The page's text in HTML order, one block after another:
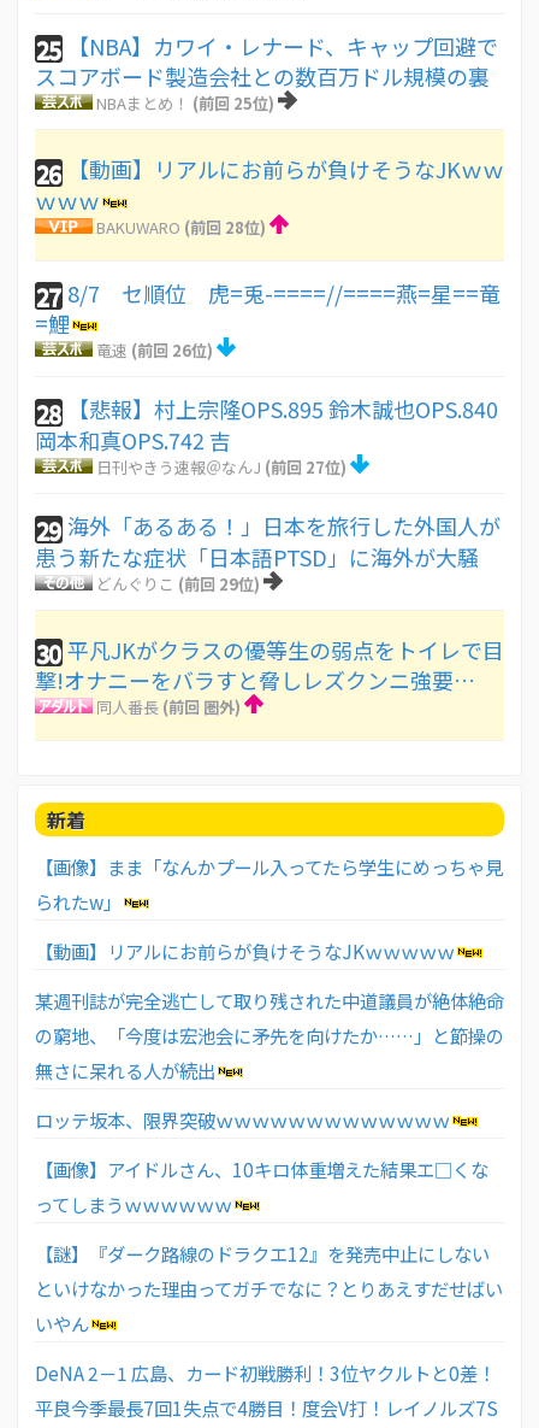
25
【NBA】カワイ・レナード、キャップ回避で
スコアボード製造会社との数百万ドル規模の裏
NBAまとめ！ (前回 25位)
26
【動画】リアルにお前らが負けそうなJKｗｗ
ｗｗｗ
BAKUWARO (前回 28位)
27 8/7 セ順位 虎=兎-====//====燕=星==竜
=鯉
竜速 (前回 26位)
28
【悲報】村上宗隆OPS.895 鈴木誠也OPS.840
岡本和真OPS.742 吉
日刊やきう速報＠なんJ (前回 27位)
29 海外「あるある！」日本を旅行した外国人が
患う新たな症状「日本語PTSD」に海外が大騒
どんぐりこ (前回 29位)
30平凡JKがクラスの優等生の弱点をトイレで目
撃!オナニーをバラすと脅しレズクンニ強要…
同人番長 (前回 圏外)
新着
【画像】まま「なんかプール入ってたら学生にめっちゃ見
られたw」
【動画】リアルにお前らが負けそうなJKｗｗｗｗｗ
某週刊誌が完全逃亡して取り残された中道議員が絶体絶命
の窮地、「今度は宏池会に矛先を向けたか……」と節操の
無さに呆れる人が続出
ロッテ坂本、限界突破ｗｗｗｗｗｗｗｗｗｗｗｗｗ
【画像】アイドルさん、10キロ体重増えた結果エ□くな
ってしまうｗｗｗｗｗｗ
【謎】『ダーク路線のドラクエ12』を発売中止にしない
といけなかった理由ってガチでなに？とりあえすだせばい
いやん
DeNA 2－1 広島、カード初戦勝利！3位ヤクルトと0差！
平良今季最長7回1失点で4勝目！度会V打！レイノルズ7S